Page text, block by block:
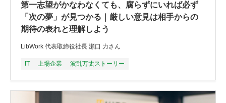
第一志望がかなわなくても、腐らずにいれば必ず
「次の夢」が見つかる｜厳しい意見は相手からの
期待の表れと理解しよう
LibWork 代表取締役社長 瀬口 力さん
IT 上場企業 波乱万丈ストーリー